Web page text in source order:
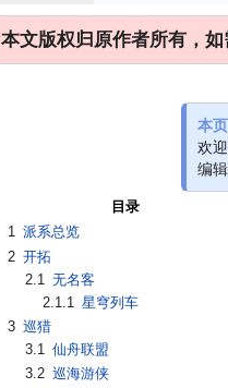
本文版权归原作者所有，
本
欢
编
目录
1 派系总览
2 开拓
2.1
无名客
2.1.1
星穹列车
3 巡猎
3.1 仙舟联盟
3.2 巡海游侠